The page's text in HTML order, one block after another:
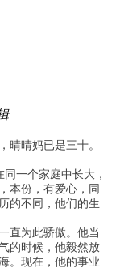
晴晴妈已是三十。
一个家庭中长大，
本份，有爱心，同
的不同，他们的生
直为此骄傲。他当
的时候，他毅然放
。现在，他的事业